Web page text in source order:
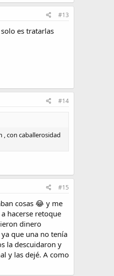
#13
es tratarlas
#14
, con caballerosidad
#15
cosas 😂 y me
hacerse retoque
dinero
que una no tenía
la descuidaron y
y las dejé. A como